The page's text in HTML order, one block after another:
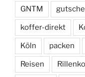
GNTM
koffer-direkt
Köln packen
Reisen